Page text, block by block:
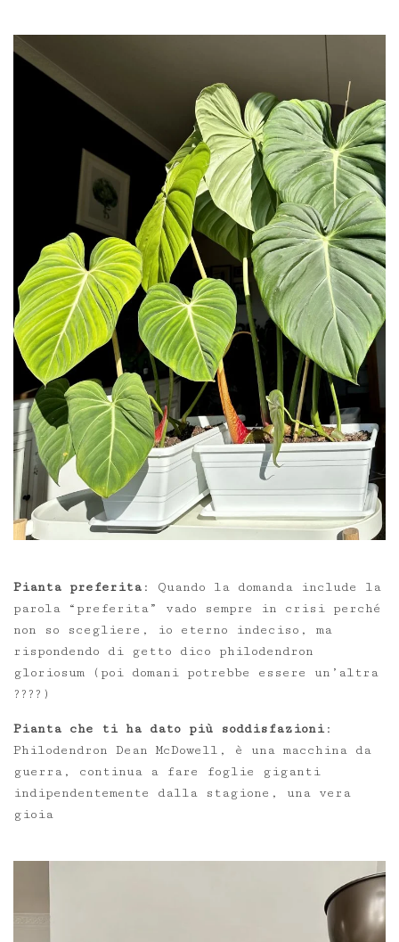
Pianta preferita : Quando la domanda include la
parola “preferita” vado sempre in crisi perché
non so scegliere, io eterno indeciso, ma
rispondendo di getto dico philodendron
gloriosum (poi domani potrebbe essere un’altra
????)
Pianta che ti ha dato più soddisfazioni:
Philodendron Dean McDowell, è una macchina da
guerra, continua a fare foglie giganti
indipendentemente dalla stagione, una vera
gioia